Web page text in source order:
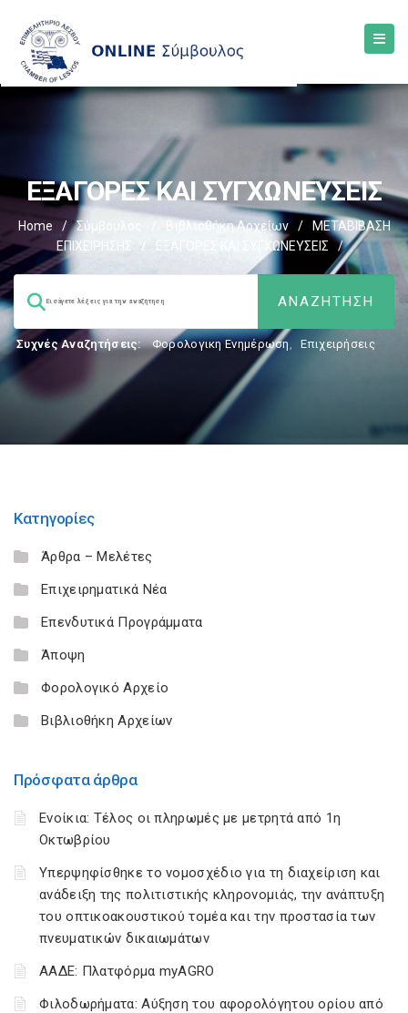
EΞΑΓΟΡΕΣ ΚΑΙ ΣΥΓΧΩΝΕΥΣΕΙΣ
Home / Σύμβουλος Βιβλιοθήκη Αρχείων /
ΜΕΤΑΒΙΒΑΣΗ
ΕΠΙΧΕIΡΗΣΗΣ
/ EΞΑΓΟΡΕΣ ΚΑΙ ΣΥΓΧΩΝΕΥΣΕΙΣ /
Συχνές Αναζητήσεις: Φορολογικη Ενημέρωση, Επιχειρήσεις
Κατηγορίες
Άρθρα – Μελέτες
Επιχειρηματικά Νέα
Επενδυτικά Προγράμματα
Άποψη
Φορολογικό Αρχείο
Βιβλιοθήκη Αρχείων
Πρόσφατα άρθρα
Ενοίκια: Τέλος οι πληρωμές με μετρητά από 1η
Οκτωβρίου
Υπερψηφίσθηκε το νομοσχέδιο για τη διαχείριση και
ανάδειξη της πολιτιστικής κληρονομιάς, την ανάπτυξη
του οπτικοακουστικού τομέα και την προστασία των
πνευματικών δικαιωμάτων
ΑΑΔΕ: Πλατφόρμα myAGRO
Φιλοδωρήματα: Αύξηση του αφορολόγητου ορίου από